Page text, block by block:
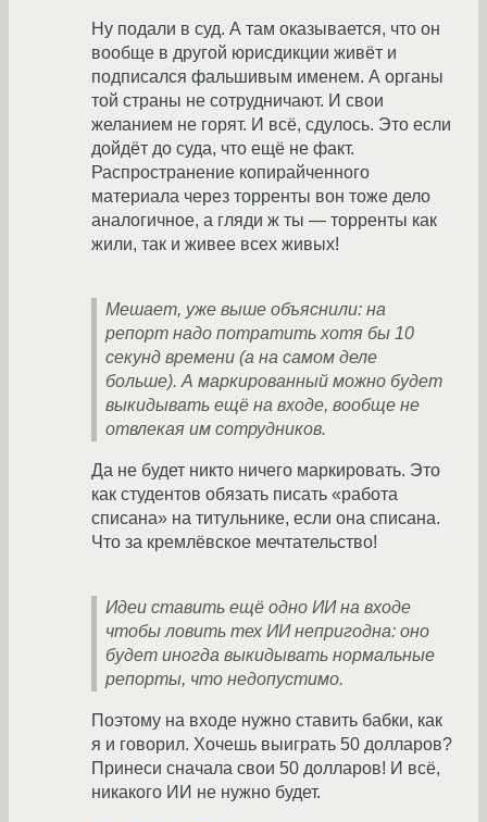
Ну подали в суд. А там оказывается, что он
вообще в другой юрисдикции живёт и
подписался фальшивым именем. А органы
той страны не сотрудничают. И свои
желанием не горят. И всё, сдулось. Это если
дойдёт до суда, что ещё не факт.
Распространение копирайченного
материала через торренты вон тоже дело
аналогичное, а гляди ж ты — торренты как
жили, так и живее всех живых!
Мешает, уже выше объяснили: на
репорт надо потратить хотя бы 10
секунд времени (а на самом деле
больше). А маркированный можно будет
выкидывать ещё на входе, вообще не
отвлекая им сотрудников.
Да не будет никто ничего маркировать. Это
как студентов обязать писать «работа
списана» на титульнике, если она списана.
Что за кремлёвское мечтательство!
Идеи ставить ещё одно ИИ на входе
чтобы ловить тех ИИ непригодна: оно
будет иногда выкидывать нормальные
репорты, что недопустимо.
Поэтому на входе нужно ставить бабки, как
я и говорил. Хочешь выиграть 50 долларов?
Принеси сначала свои 50 долларов! И всё,
никакого ИИ не нужно будет.